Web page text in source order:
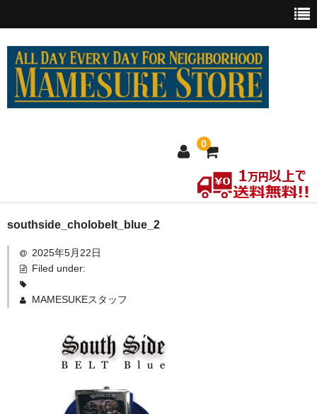
0
ホーム
MEXICO買い付け
新商品
全商品（ウェア）
Tシャツ
ロングTシャツ
southside_cholobelt_blue_2
2025年5月22日
Filed under:
MAMESUKEスタッフ